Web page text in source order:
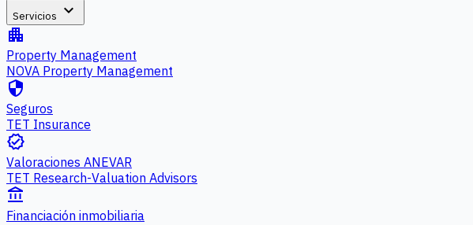
Servicios expand_more
apartment
Property Management
NOVA Property Management
security
Seguros
TET Insurance
verified
Valoraciones ANEVAR
TET Research-Valuation Advisors
account_balance
Financiación inmobiliaria